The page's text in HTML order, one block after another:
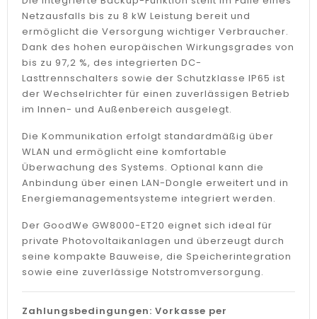
Netzausfalls bis zu 8 kW Leistung bereit und
ermöglicht die Versorgung wichtiger Verbraucher.
Dank des hohen europäischen Wirkungsgrades von
bis zu 97,2 %, des integrierten DC-
Lasttrennschalters sowie der Schutzklasse IP65 ist
der Wechselrichter für einen zuverlässigen Betrieb
im Innen- und Außenbereich ausgelegt.
Die Kommunikation erfolgt standardmäßig über
WLAN und ermöglicht eine komfortable
Überwachung des Systems. Optional kann die
Anbindung über einen LAN-Dongle erweitert und in
Energiemanagementsysteme integriert werden.
Der GoodWe GW8000-ET20 eignet sich ideal für
private Photovoltaikanlagen und überzeugt durch
seine kompakte Bauweise, die Speicherintegration
sowie eine zuverlässige Notstromversorgung.
Zahlungsbedingungen: Vorkasse per